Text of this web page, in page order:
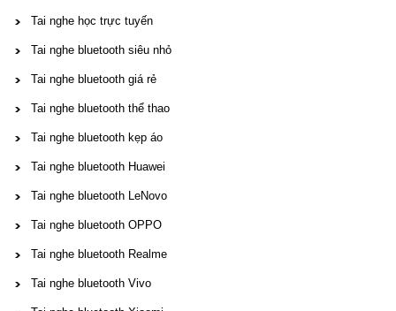
Tai nghe học trực tuyến
Tai nghe bluetooth siêu nhỏ
Tai nghe bluetooth giá rẻ
Tai nghe bluetooth thể thao
Tai nghe bluetooth kẹp áo
Tai nghe bluetooth Huawei
Tai nghe bluetooth LeNovo
Tai nghe bluetooth OPPO
Tai nghe bluetooth Realme
Tai nghe bluetooth Vivo